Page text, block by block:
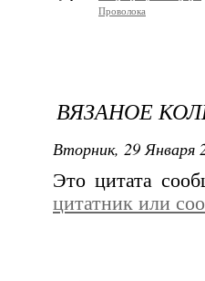
Проволока
ВЯЗАНОЕ
Вторник, 29 Января
Это цитата
цитатник или